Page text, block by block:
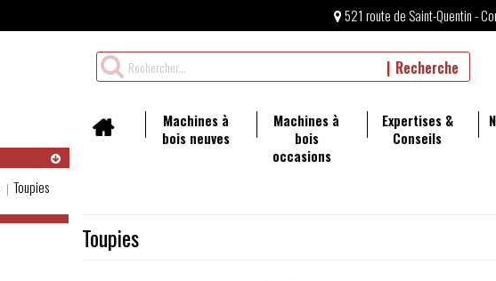
521 route de Saint-Quentin -
Rechercher
un
Recherche
Machines à
bois neuves
Machines à
bois
occasions
Expertises &
Conseils
Toupies
Toupies